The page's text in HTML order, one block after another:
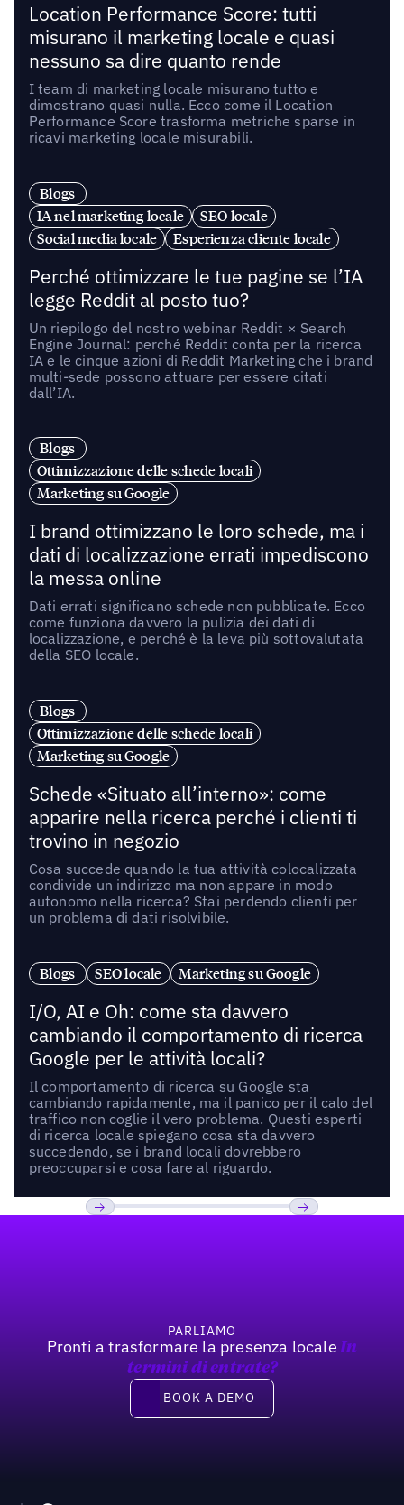
Location Performance Score: tutti
misurano il marketing locale e quasi
nessuno sa dire quanto rende
I team di marketing locale misurano tutto e
dimostrano quasi nulla. Ecco come il Location
Performance Score trasforma metriche sparse in
ricavi marketing locale misurabili.
Blogs
IA nel marketing locale
SEO locale
Social media locale
Esperienza cliente locale
Perché ottimizzare le tue pagine se l’IA
legge Reddit al posto tuo?
Un riepilogo del nostro webinar Reddit × Search
Engine Journal: perché Reddit conta per la ricerca
IA e le cinque azioni di Reddit Marketing che i brand
multi-sede possono attuare per essere citati
dall’IA.
Blogs
Ottimizzazione delle schede locali
Marketing su Google
I brand ottimizzano le loro schede, ma i
dati di localizzazione errati impediscono
la messa online
Dati errati significano schede non pubblicate. Ecco
come funziona davvero la pulizia dei dati di
localizzazione, e perché è la leva più sottovalutata
della SEO locale.
Blogs
Ottimizzazione delle schede locali
Marketing su Google
Schede «Situato all’interno»: come
apparire nella ricerca perché i clienti ti
trovino in negozio
Cosa succede quando la tua attività colocalizzata
condivide un indirizzo ma non appare in modo
autonomo nella ricerca? Stai perdendo clienti per
un problema di dati risolvibile.
Blogs SEO locale Marketing su Google
I/O, AI e Oh: come sta davvero
cambiando il comportamento di ricerca
Google per le attività locali?
Il comportamento di ricerca su Google sta
cambiando rapidamente, ma il panico per il calo del
traffico non coglie il vero problema. Questi esperti
di ricerca locale spiegano cosa sta davvero
succedendo, se i brand locali dovrebbero
preoccuparsi e cosa fare al riguardo.
PARLIAMO
Pronti a trasformare la presenza locale In
termini di entrate?
Book a demo
BOOK A DEMO